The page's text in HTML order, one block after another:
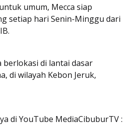
umum, Mecca siap
setiap hari Senin-Minggu dari
berlokasi di lantai dasar
di wilayah Kebon Jeruk,
di YouTube MediaCibuburTV :